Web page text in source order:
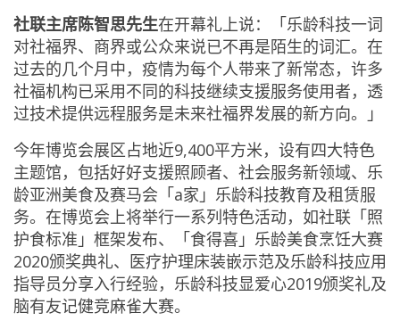
社联主席陈智思先生在开幕礼上说：「乐龄科技一词
对社福界、商界或公众来说已不再是陌生的词汇。在
过去的几个月中，疫情为每个人带来了新常态，许多
社福机构已采用不同的科技继续支援服务使用者，透
过技术提供远程服务是未来社福界发展的新方向。」
今年博览会展区占地近9,400平方米，设有四大特色
主题馆，包括好好支援照顾者、社会服务新领域、乐
龄亚洲美食及赛马会「a家」乐龄科技教育及租赁服
务。在博览会上将举行一系列特色活动，如社联「照
护食标准」框架发布、「食得喜」乐龄美食烹饪大赛
2020颁奖典礼、医疗护理床装嵌示范及乐龄科技应用
指导员分享入行经验，乐龄科技显爱心2019颁奖礼及
脑有友记健竞麻雀大赛。